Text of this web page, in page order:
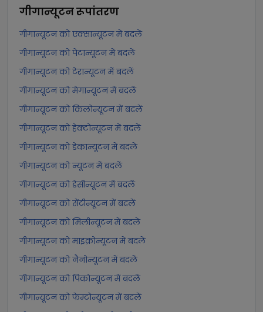
गीगान्यूटनरूपांतरण
गीगान्यूटन को एक्सान्यूटन में बदलें
गीगान्यूटन को पेटान्यूटन में बदलें
गीगान्यूटन को टेरान्यूटन में बदलें
गीगान्यूटन को मेगान्यूटन में बदलें
गीगान्यूटन को किलोन्यूटन में बदलें
गीगान्यूटन को हेक्टोन्यूटन में बदलें
गीगान्यूटन को डेकान्यूटन में बदलें
गीगान्यूटन को न्यूटन में बदलें
गीगान्यूटन को डेसीन्यूटन में बदलें
गीगान्यूटन को सेंटीन्यूटन में बदलें
गीगान्यूटन को मिलीन्यूटन में बदलें
गीगान्यूटन को माइक्रोन्यूटन में बदलें
गीगान्यूटन को नैनोन्यूटन में बदलें
गीगान्यूटन को पिकोन्यूटन में बदलें
गीगान्यूटन को फेम्टोन्यूटन में बदलें